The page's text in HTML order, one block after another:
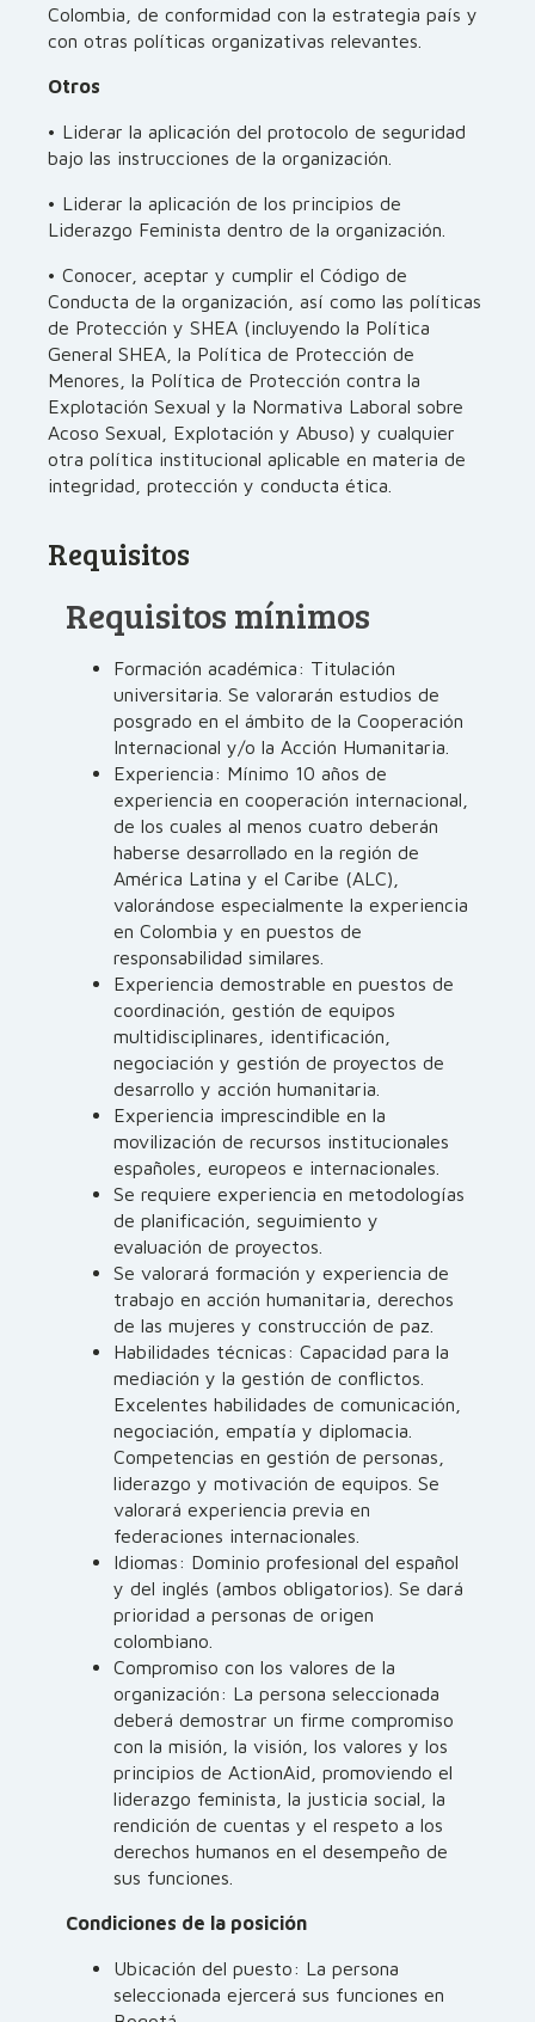
Colombia, de conformidad con la estrategia país y
con otras políticas organizativas relevantes.
Otros
• Liderar la aplicación del protocolo de seguridad
bajo las instrucciones de la organización.
• Liderar la aplicación de los principios de
Liderazgo Feminista dentro de la organización.
• Conocer, aceptar y cumplir el Código de
Conducta de la organización, así como las políticas
de Protección y SHEA (incluyendo la Política
General SHEA, la Política de Protección de
Menores, la Política de Protección contra la
Explotación Sexual y la Normativa Laboral sobre
Acoso Sexual, Explotación y Abuso) y cualquier
otra política institucional aplicable en materia de
integridad, protección y conducta ética.
Requisitos
Requisitos mínimos
Formación académica: Titulación
universitaria. Se valorarán estudios de
posgrado en el ámbito de la Cooperación
Internacional y/o la Acción Humanitaria.
Experiencia: Mínimo 10 años de
experiencia en cooperación internacional,
de los cuales al menos cuatro deberán
haberse desarrollado en la región de
América Latina y el Caribe (ALC),
valorándose especialmente la experiencia
en Colombia y en puestos de
responsabilidad similares.
Experiencia demostrable en puestos de
coordinación, gestión de equipos
multidisciplinares, identificación,
negociación y gestión de proyectos de
desarrollo y acción humanitaria.
Experiencia imprescindible en la
movilización de recursos institucionales
españoles, europeos e internacionales.
Se requiere experiencia en metodologías
de planificación, seguimiento y
evaluación de proyectos.
Se valorará formación y experiencia de
trabajo en acción humanitaria, derechos
de las mujeres y construcción de paz.
Habilidades técnicas: Capacidad para la
mediación y la gestión de conflictos.
Excelentes habilidades de comunicación,
negociación, empatía y diplomacia.
Competencias en gestión de personas,
liderazgo y motivación de equipos. Se
valorará experiencia previa en
federaciones internacionales.
Idiomas: Dominio profesional del español
y del inglés (ambos obligatorios). Se dará
prioridad a personas de origen
colombiano.
Compromiso con los valores de la
organización: La persona seleccionada
deberá demostrar un firme compromiso
con la misión, la visión, los valores y los
principios de ActionAid, promoviendo el
liderazgo feminista, la justicia social, la
rendición de cuentas y el respeto a los
derechos humanos en el desempeño de
sus funciones.
Condiciones de la posición
Ubicación del puesto: La persona
seleccionada ejercerá sus funciones en